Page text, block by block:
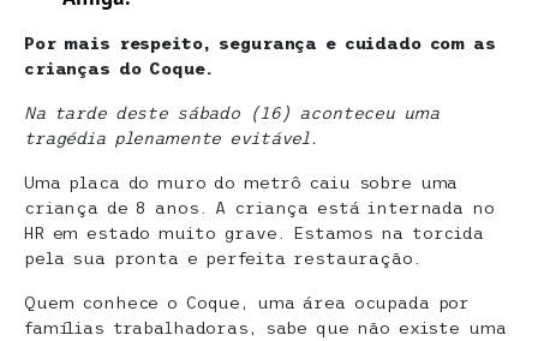
Por mais respeito, segurança e cuidado com as
crianças do Coque.
Na tarde deste sábado (16) aconteceu uma
tragédia plenamente evitável.
Uma placa do muro do metrô caiu sobre uma
criança de 8 anos. A criança está internada no
HR em estado muito grave. Estamos na torcida
pela sua pronta e perfeita restauração.
Quem conhece o Coque, uma área ocupada por
famílias trabalhadoras, sabe que não existe uma